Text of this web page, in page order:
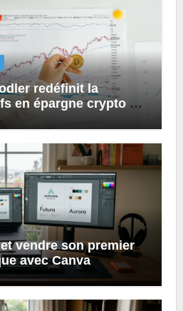
redéfinit la
en épargne crypto et
?
vendre son premier
avec Canva